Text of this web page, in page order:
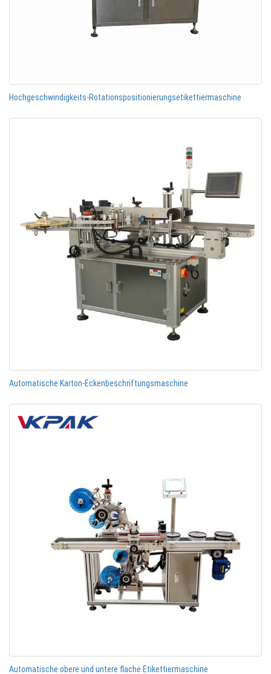
Hochgeschwindigkeits-Rotationspositionierungsetikettiermaschine
Automatische Karton-Eckenbeschriftungsmaschine
Automatische obere und untere flache Etikettiermaschine